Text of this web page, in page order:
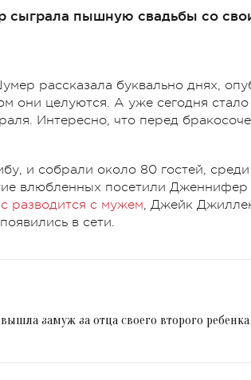
сыграла пышную свадьбы со
рассказала буквально днях,
целуются. А уже сегодня стало
Интересно, что перед
и собрали около 80 гостей,
влюбленных посетили Дженнифер
разводится с мужем, Джейк
в сети.
замуж за отца своего второго ребенка